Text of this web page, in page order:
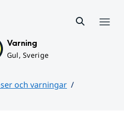
Varning
Gul, Sverige
och varningar